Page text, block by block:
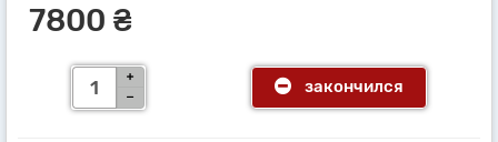
7800 ₴
закончился